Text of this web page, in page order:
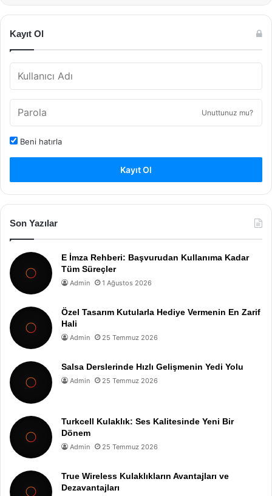
Kayıt Ol
Unuttunuz mu?
Beni hatırla
Kayıt Ol
Son Yazılar
E İmza Rehberi: Başvurudan Kullanıma Kadar
Tüm Süreçler
Admin 1 Ağustos 2026
Özel Tasarım Kutularla Hediye Vermenin En Zarif
Hali
Admin 25 Temmuz 2026
Salsa Derslerinde Hızlı Gelişmenin Yedi Yolu
Admin 25 Temmuz 2026
Turkcell Kulaklık: Ses Kalitesinde Yeni Bir
Dönem
Admin 25 Temmuz 2026
True Wireless Kulaklıkların Avantajları ve
Dezavantajları